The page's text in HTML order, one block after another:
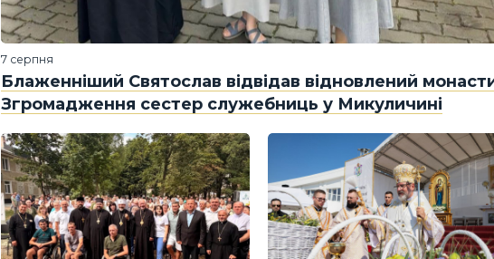
7 серпня
Блаженніший Святослав відвідав відновлений
Згромадження сестер служебниць у Микуличині